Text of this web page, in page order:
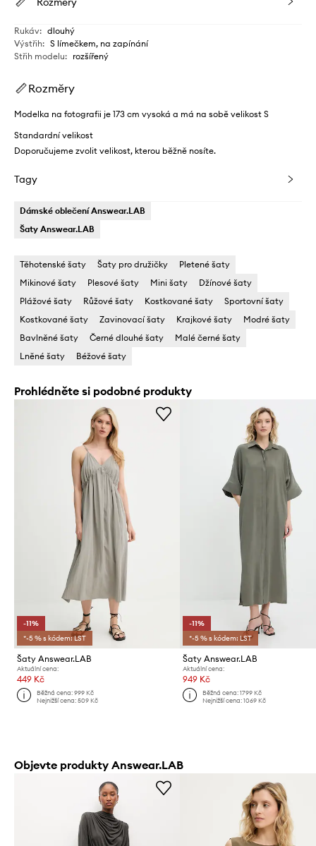
Rukáv: dlouhý
Výstřih: S límečkem, na zapínání
Střih modelu: rozšířený
Rozměry
Modelka na fotografii je 173 cm vysoká a má na sobě velikost S
Standardní velikost
Doporučujeme zvolit velikost, kterou běžně nosíte.
Tagy
Dámské oblečení Answear.LAB
Šaty Answear.LAB
Těhotenské šaty Šaty pro družičky
Pletené šaty
Mikinové šaty
Plesové šaty Mini šaty
Džínové šaty
Plážové šaty
Růžové šaty Kostkované šaty
Sportovní šaty
Kostkované šaty
Zavinovací šaty Krajkové šaty
Modré šaty
Bavlněné šaty
Černé dlouhé šaty
Malé černé šaty
Lněné šaty
Béžové šaty
Prohlédněte si podobné produkty
-11%
*-5 % s kódem: LST
Šaty Answear.LAB
Aktuální cena:
449 Kč
Běžná cena:999 Kč
Nejnižší cena:509 Kč
-11%
*-5 % s kódem: LST
Šaty Answear.LAB
Aktuální cena:
949 Kč
Běžná cena: 1799 Kč
Nejnižší cena: 1069 Kč
Objevte produkty Answear.LAB